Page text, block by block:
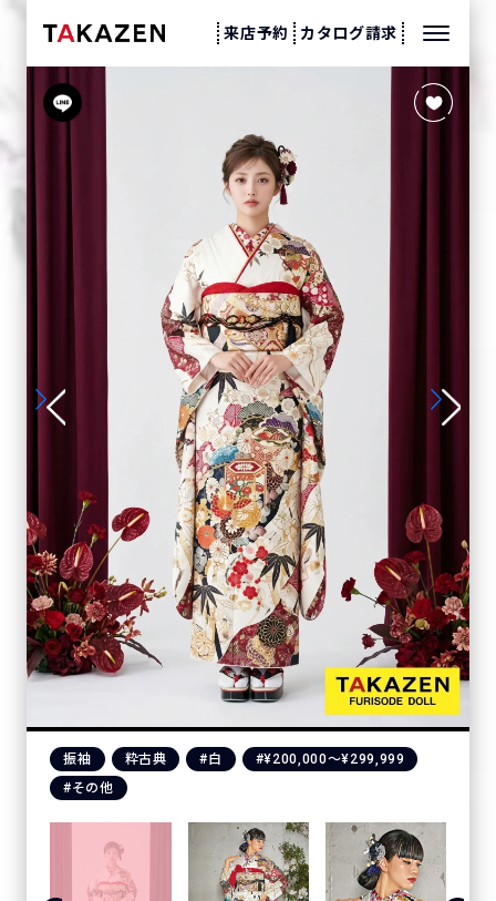
来店予約 カタログ請求
振袖 粋古典 #白
#¥200,000〜¥299,999
#その他